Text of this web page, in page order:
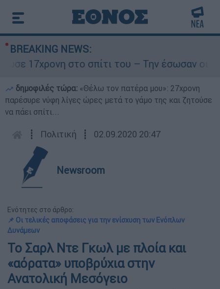
BREAKING NEWS:
στο σπίτι του – Την έσωσαν οι φωνές
δημοφιλές τώρα: «Θέλω τον πατέρα μου»: 27χρονη
παρέσυρε νύφη λίγες ώρες μετά το γάμο της και ζητούσε
να πάει σπίτι...
┋ Πολιτική ┋ 02.09.2020 20:47
Newsroom
Ενότητες στο άρθρο:
📌 Οι τελικές αποφάσεις για την ενίσχυση των Ενόπλων
Δυνάμεων
Το Σαρλ Ντε Γκωλ με πλοία και
«αόρατα» υποβρύχια στην
Ανατολική Μεσόγειο